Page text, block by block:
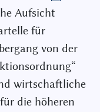
Aufsicht
für
von der
wirtschaftliche
die höheren